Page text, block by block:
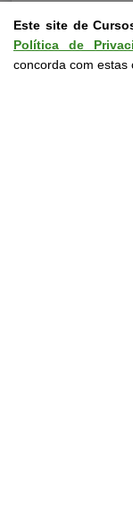
Curso Livre
4,0 · Estrelas
Este site de
Política de
concorda com estas
Contato